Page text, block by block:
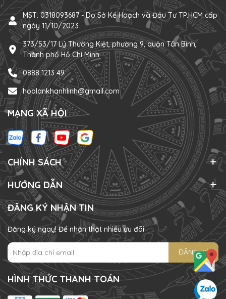
MST: 0318093687 - Do Sở Kế Hoạch và Đầu Tư TP.HCM cấp
ngày 11/10/2023
373/53/17 Lý Thường Kiệt, phường 9, quận Tân Bình,
Thành phố Hồ Chí Minh
0888 1213 49
hoalankhanhlinh@gmail.com
MẠNG XÃ HỘI
CHÍNH SÁCH
HƯỚNG DẪN
ĐĂNG KÝ NHẬN TIN
Đăng ký ngay! Để nhận thật nhiều ưu đãi
ĐĂNG KÝ
HÌNH THỨC THANH TOÁN